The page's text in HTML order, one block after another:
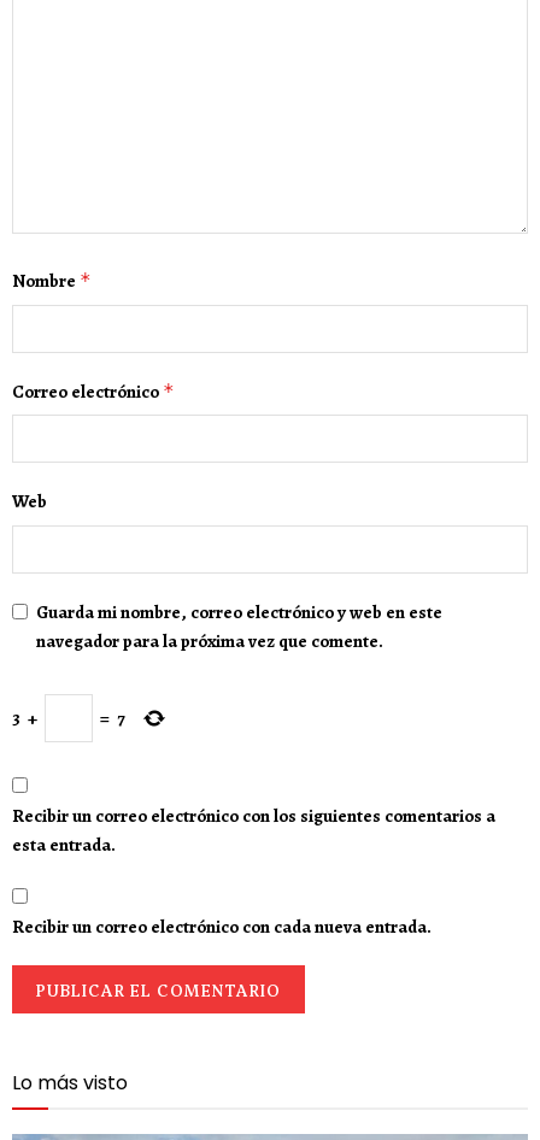
Nombre *
Correo electrónico *
Web
Guarda mi nombre, correo electrónico y web en este
navegador para la próxima vez que comente.
3 + = 7
Recibir un correo electrónico con los siguientes comentarios a
esta entrada.
Recibir un correo electrónico con cada nueva entrada.
Lo más visto